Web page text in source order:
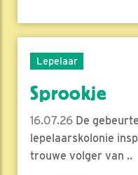
Lepelaar
Sprookje
16.07.26 De
lepelaarskolonie
trouwe volger van ..